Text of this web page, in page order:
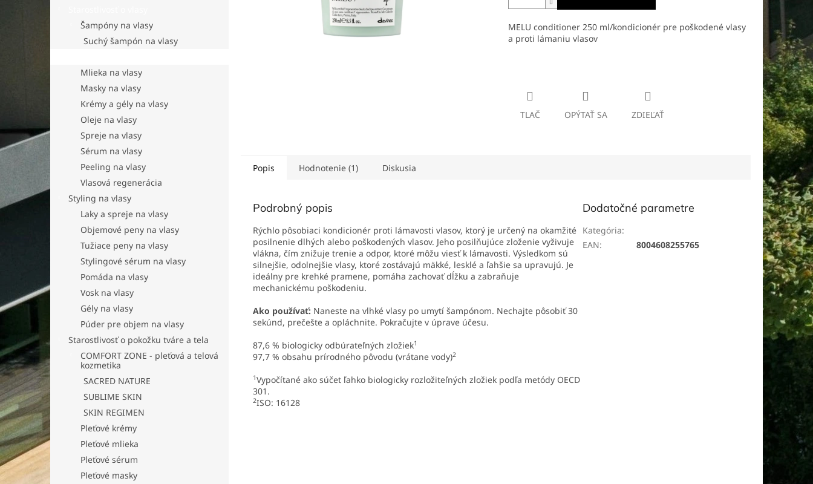
Šampóny na vlasy
Suchý šampón na vlasy
Mlieka na vlasy
Masky na vlasy
Krémy a gély na vlasy
Oleje na vlasy
Spreje na vlasy
Sérum na vlasy
Peeling na vlasy
Vlasová regenerácia
Styling na vlasy
Laky a spreje na vlasy
Objemové peny na vlasy
Tužiace peny na vlasy
Stylingové sérum na vlasy
Pomáda na vlasy
Vosk na vlasy
Gély na vlasy
Púder pre objem na vlasy
Starostlivosť o pokožku tváre a tela
COMFORT ZONE - pleťová a telová
kozmetika
SACRED NATURE
SUBLIME SKIN
SKIN REGIMEN
Pleťové krémy
Pleťové mlieka
Pleťové sérum
Pleťové masky
MELU conditioner 250 ml/kondicionér pre poškodené vlasy
a proti lámaniu vlasov
TLAČ OPÝTAŤ SA ZDIEĽAŤ
Popis Hodnotenie (1) Diskusia
Podrobný popis
Rýchlo pôsobiaci kondicionér proti lámavosti vlasov, ktorý je určený na okamžité
posilnenie dlhých alebo poškodených vlasov. Jeho posilňujúce zloženie vyživuje
vlákna, čím znižuje trenie a odpor, ktoré môžu viesť k lámavosti. Výsledkom sú
silnejšie, odolnejšie vlasy, ktoré zostávajú mäkké, lesklé a ľahšie sa upravujú. Je
ideálny pre krehké pramene, pomáha zachovať dĺžku a zabraňuje
mechanickému poškodeniu.
Ako používať: Naneste na vlhké vlasy po umytí šampónom. Nechajte pôsobiť 30
sekúnd, prečešte a opláchnite. Pokračujte v úprave účesu.
87,6 % biologicky odbúrateľných zložiek1
97,7 % obsahu prírodného pôvodu (vrátane vody)2
1Vypočítané ako súčet ľahko biologicky rozložiteľných zložiek podľa metódy OECD
301.
2ISO: 16128
Dodatočné parametre
Kategória:
EAN: 8004608255765